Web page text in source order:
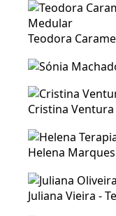
Teodora
Cristina
Helena
Juliana Vieira -